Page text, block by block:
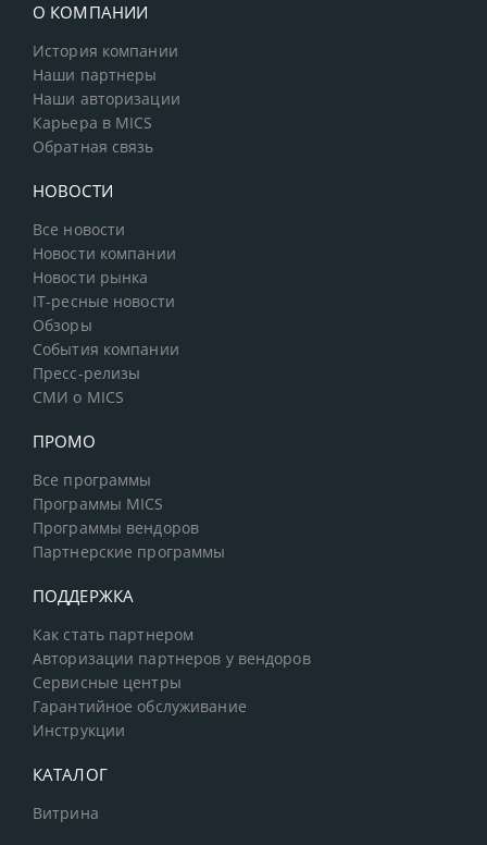
О КОМПАНИИ
История компании
Наши партнеры
Наши авторизации
Карьера в MICS
Обратная связь
НОВОСТИ
Все новости
Новости компании
Новости рынка
IT-ресные новости
Обзоры
События компании
Пресс-релизы
СМИ о MICS
ПРОМО
Все программы
Программы MICS
Программы вендоров
Партнерские программы
ПОДДЕРЖКА
Как стать партнером
Авторизации партнеров у вендоров
Сервисные центры
Гарантийное обслуживание
Инструкции
КАТАЛОГ
Витрина